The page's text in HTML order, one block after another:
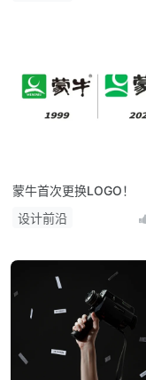
蒙牛首次更换LOGO！
设计前沿